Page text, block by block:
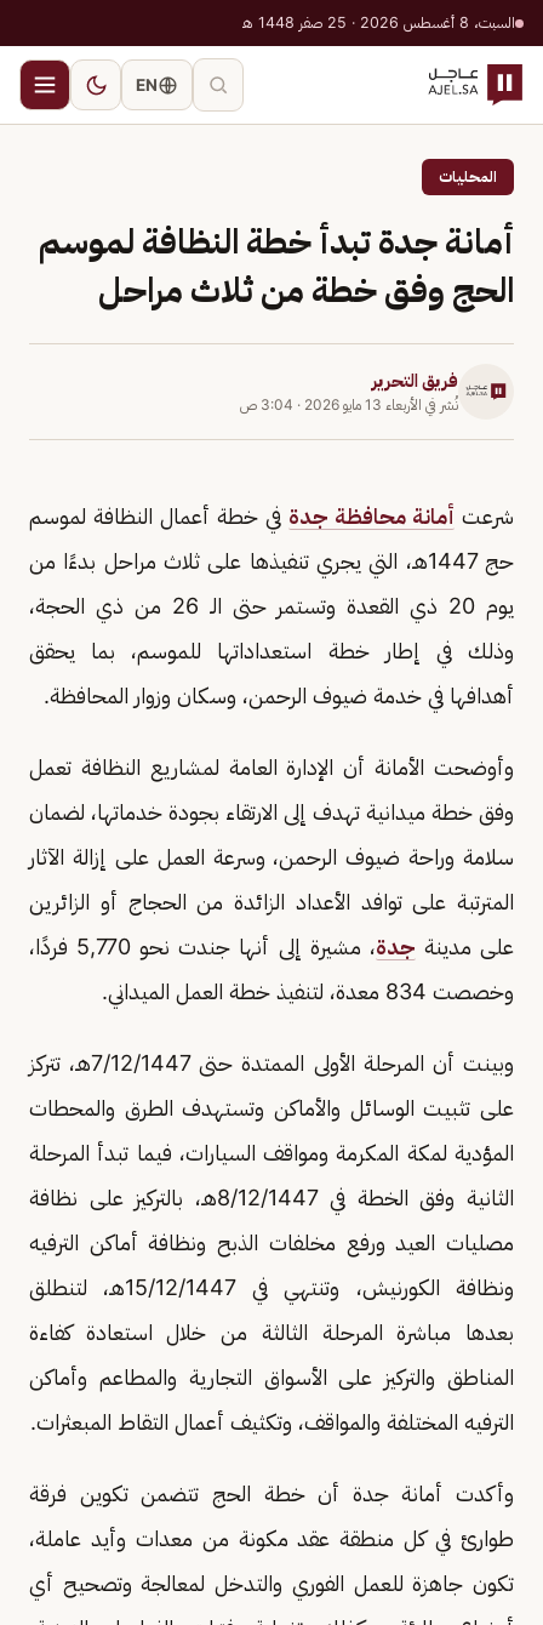
السبت، 8 أغسطس 2026 · 25 صفر 1448 هـ
EN
المحليات
أمانة جدة تبدأ خطة النظافة لموسم
الحج وفق خطة من ثلاث مراحل
فريق التحرير
نُشر في الأربعاء 13 مايو 2026 · 3:04 ص
شرعت أمانة محافظة جدة في خطة أعمال النظافة لموسم
حج 1447هـ، التي يجري تنفيذها على ثلاث مراحل بدءًا من
يوم 20 ذي القعدة وتستمر حتى الـ 26 من ذي الحجة،
وذلك في إطار خطة استعداداتها للموسم، بما يحقق
أهدافها في خدمة ضيوف الرحمن، وسكان وزوار المحافظة.
وأوضحت الأمانة أن الإدارة العامة لمشاريع النظافة تعمل
وفق خطة ميدانية تهدف إلى الارتقاء بجودة خدماتها، لضمان
سلامة وراحة ضيوف الرحمن، وسرعة العمل على إزالة الآثار
المترتبة على توافد الأعداد الزائدة من الحجاج أو الزائرين
على مدينة جدة
، مشيرة إلى أنها جندت نحو 5,770 فردًا،
وخصصت 834 معدة، لتنفيذ خطة العمل الميداني.
وبينت أن المرحلة الأولى الممتدة حتى 7/12/1447هـ، تتركز
على تثبيت الوسائل والأماكن وتستهدف الطرق والمحطات
المؤدية لمكة المكرمة ومواقف السيارات، فيما تبدأ المرحلة
الثانية وفق الخطة في 8/12/1447هـ، بالتركيز على نظافة
مصليات العيد ورفع مخلفات الذبح ونظافة أماكن الترفيه
ونظافة الكورنيش، وتنتهي في 15/12/1447هـ، لتنطلق
بعدها مباشرة المرحلة الثالثة من خلال استعادة كفاءة
المناطق والتركيز على الأسواق التجارية والمطاعم وأماكن
الترفيه المختلفة والمواقف، وتكثيف أعمال التقاط المبعثرات.
وأكدت أمانة جدة أن خطة الحج تتضمن تكوين فرقة
طوارئ في كل منطقة عقد مكونة من معدات وأيد عاملة،
تكون جاهزة للعمل الفوري والتدخل لمعالجة وتصحيح أي